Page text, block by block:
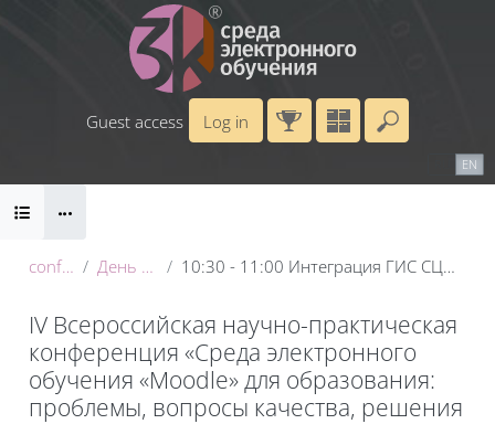
Skip to main content
Enter
Guest access
Log in
EN
Blocks
conf_2025 День 1: 20 мая 10:30 - 11:00 Интеграция ГИС СЦОС и Moodle в составе СЭО 3KL
IV Всероссийская научно-практическая
конференция «Среда электронного
обучения «Moodle» для образования:
проблемы, вопросы качества, решения